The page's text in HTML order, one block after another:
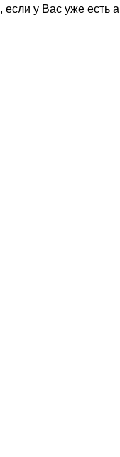
, если у Вас уже есть